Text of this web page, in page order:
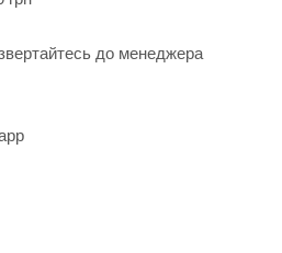
до менеджера